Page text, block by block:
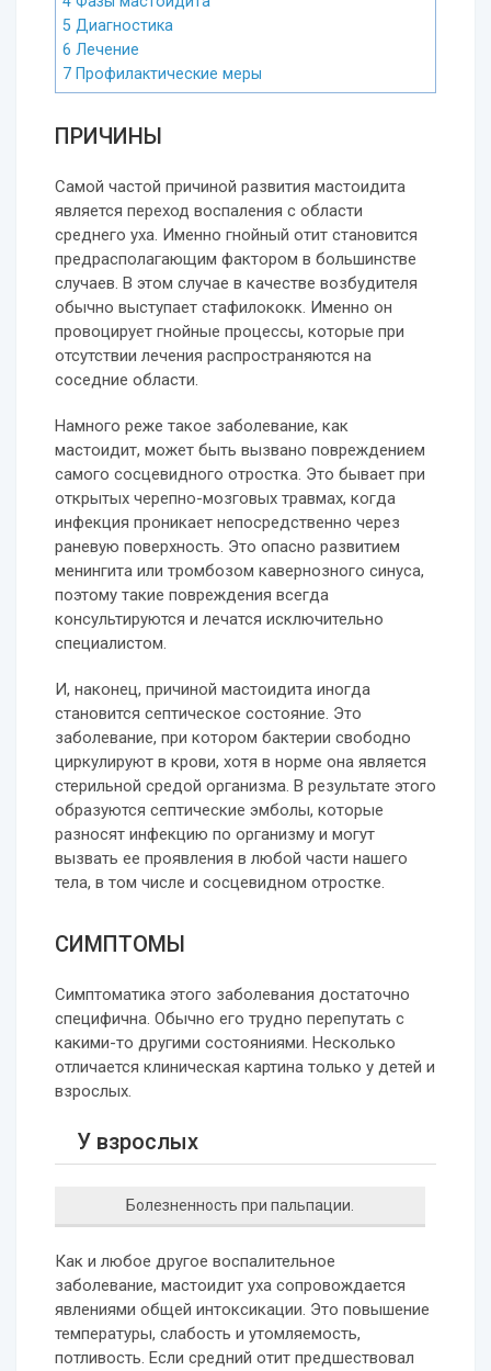
5 Диагностика
6 Лечение
7 Профилактические меры
ПРИЧИНЫ
Самой частой причиной развития мастоидита
является переход воспаления с области
среднего уха. Именно гнойный отит становится
предрасполагающим фактором в большинстве
случаев. В этом случае в качестве возбудителя
обычно выступает стафилококк. Именно он
провоцирует гнойные процессы, которые при
отсутствии лечения распространяются на
соседние области.
Намного реже такое заболевание, как
мастоидит, может быть вызвано повреждением
самого сосцевидного отростка. Это бывает при
открытых черепно-мозговых травмах, когда
инфекция проникает непосредственно через
раневую поверхность. Это опасно развитием
менингита или тромбозом кавернозного синуса,
поэтому такие повреждения всегда
консультируются и лечатся исключительно
специалистом.
И, наконец, причиной мастоидита иногда
становится септическое состояние. Это
заболевание, при котором бактерии свободно
циркулируют в крови, хотя в норме она является
стерильной средой организма. В результате этого
образуются септические эмболы, которые
разносят инфекцию по организму и могут
вызвать ее проявления в любой части нашего
тела, в том числе и сосцевидном отростке.
СИМПТОМЫ
Симптоматика этого заболевания достаточно
специфична. Обычно его трудно перепутать с
какими-то другими состояниями. Несколько
отличается клиническая картина только у детей и
взрослых.
У взрослых
Болезненность при пальпации.
Как и любое другое воспалительное
заболевание, мастоидит уха сопровождается
явлениями общей интоксикации. Это повышение
температуры, слабость и утомляемость,
потливость. Если средний отит предшествовал